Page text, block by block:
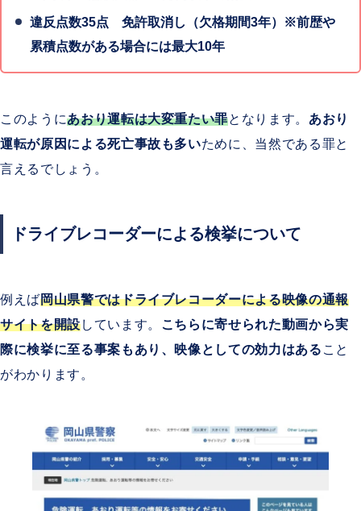
4
進路変更禁止違反
前方での進路変更による妨害
5
追越しの方法違反
過度のハイビームや執拗なパッシングなど
7
執拗にクラクションを鳴らす行為など
違反点数35点 免許取消し（欠格期間3年）※前歴や
累積点数がある場合には最大10年
このようにあおり運転は大変重たい罪となります。 あおり
運転が原因による死亡事故も多いために、当然である罪と
言えるでしょう。
ドライブレコーダーによる検挙について
例えば岡山県警ではドライブレコーダーによる映像の通報
サイトを開設しています。 こちらに寄せられた動画から実
際に検挙に至る事案もあり、映像としての効力はある こと
がわかります。